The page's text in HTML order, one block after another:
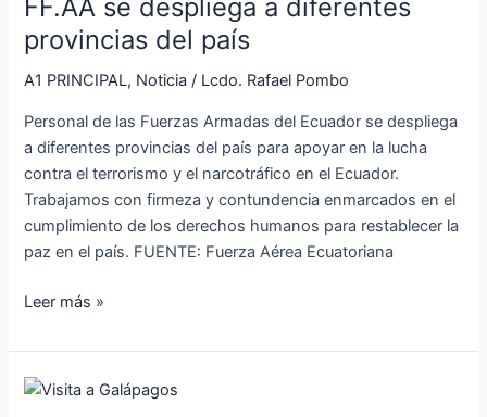
FF.AA se despliega a diferentes
provincias del país
A1 PRINCIPAL, Noticia / Lcdo. Rafael Pombo
Personal de las Fuerzas Armadas del Ecuador se despliega
a diferentes provincias del país para apoyar en la lucha
contra el terrorismo y el narcotráfico en el Ecuador.
Trabajamos con firmeza y contundencia enmarcados en el
cumplimiento de los derechos humanos para restablecer la
paz en el país. FUENTE: Fuerza Aérea Ecuatoriana
despliega
a
diferentes
provincias
Leer más »
Visita